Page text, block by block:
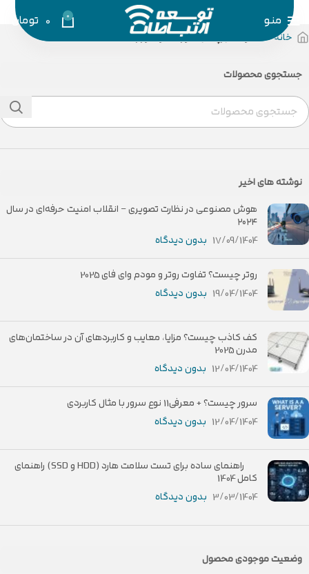
منو 0
0 تومان
خانه محصولات برچسب خورده “اوتدور رک”
جستجوی محصولات
نوشته های اخیر
هوش مصنوعی در نظارت تصویری – انقلاب امنیت حرفه‌ای در سال
۲۰۲۴
17/09/1404 بدون دیدگاه
روتر چیست؟ تفاوت روتر و مودم وای فای 2025
19/04/1404 بدون دیدگاه
کف کاذب چیست؟ مزایا، معایب و کاربردهای آن در ساختمان‌های
مدرن 2025
12/04/1404 بدون دیدگاه
سرور چیست؟ + معرفی11 نوع سرور با مثال کاربردی
12/04/1404 بدون دیدگاه
راهنمای ساده برای تست سلامت هارد (HDD و SSD) راهنمای
کامل 1404
3/03/1404 بدون دیدگاه
وضعیت موجودی محصول